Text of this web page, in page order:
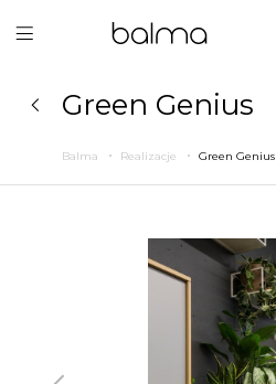
Green Genius
Balma Realizacje Green Genius